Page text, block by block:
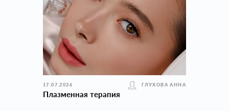
17.07.2026 ГЛУХОВА АННА
Плазменная терапия